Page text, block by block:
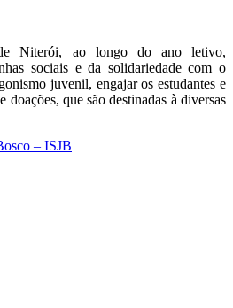
Niterói, ao longo do ano letivo,
sociais e da solidariedade com o
juvenil, engajar os estudantes e
doações, que são destinadas à diversas
– ISJB